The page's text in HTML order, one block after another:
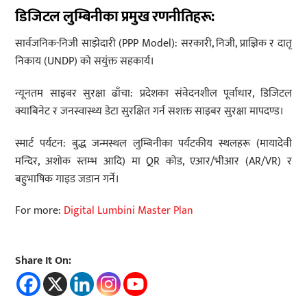
डिजिटल लुम्बिनीका प्रमुख रणनीतिहरू:
सार्वजनिक-निजी साझेदारी (PPP Model): सरकारी, निजी, प्राज्ञिक र दातृ
निकाय (UNDP) को सयुंक्त सहकार्य।
न्यूनतम साइबर सुरक्षा ढाँचा: प्रदेशका संवेदनशील पूर्वाधार, डिजिटल
क्याबिनेट र जनस्वास्थ्य डेटा सुरक्षित गर्न सशक्त साइबर सुरक्षा मापदण्ड।
स्मार्ट पर्यटन: बुद्ध जन्मस्थल लुम्बिनीका पर्यटकीय स्थलहरू (मायादेवी
मन्दिर, अशोक स्तम्भ आदि) मा QR कोड, एआर/भीआर (AR/VR) र
बहुभाषिक गाइड जडान गर्ने।
For more: Digital Lumbini Master Plan
Share It On: